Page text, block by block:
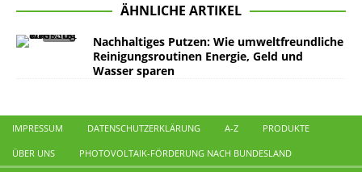
ÄHNLICHE ARTIKEL
Nachhaltiges Putzen: Wie umweltfreundliche
Reinigungsroutinen Energie, Geld und
Wasser sparen
IMPRESSUM DATENSCHUTZERKLÄRUNG A-Z PRODUKTE
ÜBER UNS PHOTOVOLTAIK-FÖRDERUNG NACH BUNDESLAND